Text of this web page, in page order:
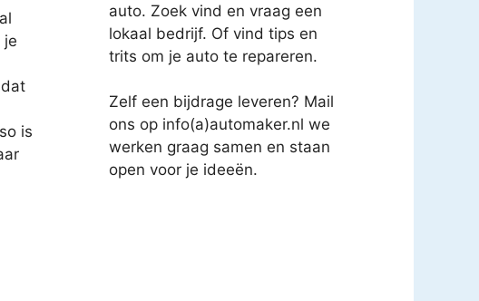
je
is
auto. Zoek vind en vraag een
lokaal bedrijf. Of vind tips en
trits om je auto te repareren.
Zelf een bijdrage leveren? Mail
ons op info(a)automaker.nl we
werken graag samen en staan
open voor je ideeën.